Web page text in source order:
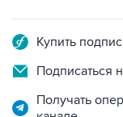
Купить
Подписаться
Получать